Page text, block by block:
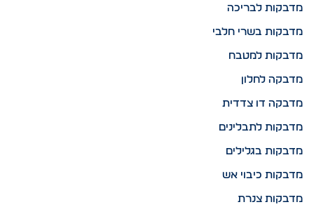
מדבקות לבריכה
מדבקות בשרי חלבי
מדבקות למטבח
מדבקה לחלון
מדבקה דו צדדית
מדבקות לתבלינים
מדבקות בגלילים
מדבקות כיבוי אש
מדבקות צנרת